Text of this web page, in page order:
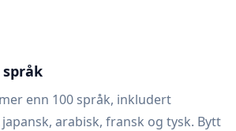
enn 100 språk, inkludert
arabisk, fransk og tysk. Bytt